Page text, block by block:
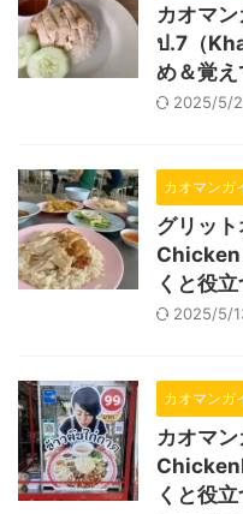
カオマ
ป.7（
め＆覚え
2025/5/
カオマンガ
グリッ
Chicken
くと役
2025/5/
カオマンガ
カオマ
くと役